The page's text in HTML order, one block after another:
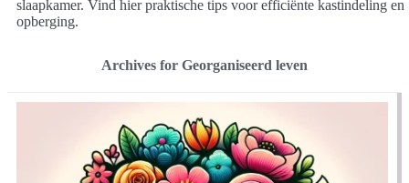
slaapkamer. Vind hier praktische tips voor efficiënte kastindeling en
opberging.
Archives for Georganiseerd leven